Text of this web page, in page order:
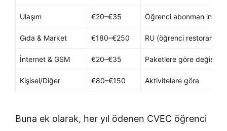
Ulaşım €20–€35 Öğrenci abonman
Gıda & Market €180–€250 RU (öğrenci
İnternet & GSM €20–€35 Paketlere göre değişir
Kişisel/Diğer €80–€150 Aktivitelere göre
Buna ek olarak, her yıl ödenen CVEC öğrenci